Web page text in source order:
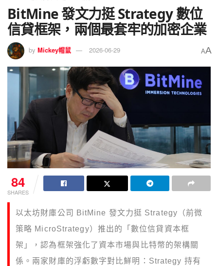
BitMine 發文力挺 Strategy 數位
信貸框架，兩個最套牢的加密企業
by Mickey帽鼠 2026-06-29 AA
84
SHARES
以太坊財庫公司 BitMine 發文力挺 Strategy（前微
策略 MicroStrategy）推出的「數位信貸資本框
架」，認為框架強化了資本市場與比特幣的架構關
係。兩家財庫的浮虧數字對比鮮明：Strategy 持有